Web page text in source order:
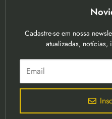
Cadastre-se em nossa
atualizadas, notícias,